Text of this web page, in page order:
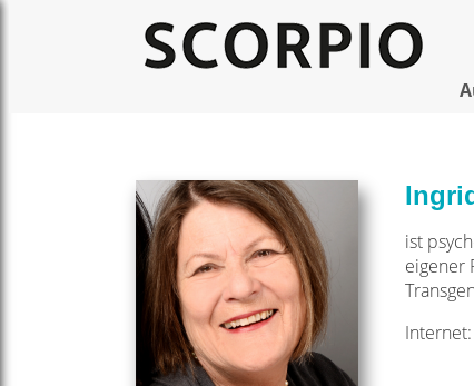
ist
eigener
Internet: